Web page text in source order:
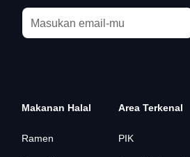
Makanan Halal
Ramen
Area Terkenal
PIK